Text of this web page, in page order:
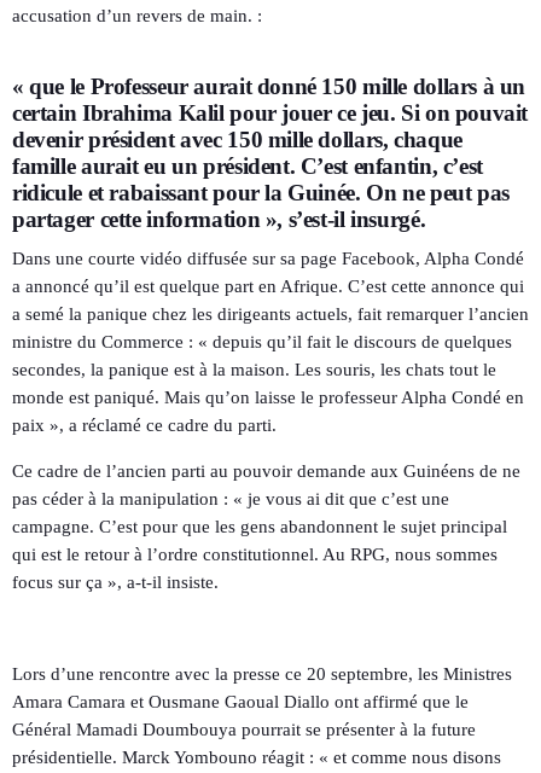
accusation d’un revers de main. :
« que le Professeur aurait donné 150 mille dollars à un
certain Ibrahima Kalil pour jouer ce jeu. Si on pouvait
devenir président avec 150 mille dollars, chaque
famille aurait eu un président. C’est enfantin, c’est
ridicule et rabaissant pour la Guinée. On ne peut pas
partager cette information », s’est-il insurgé.
Dans une courte vidéo diffusée sur sa page Facebook, Alpha Condé
a annoncé qu’il est quelque part en Afrique. C’est cette annonce qui
a semé la panique chez les dirigeants actuels, fait remarquer l’ancien
ministre du Commerce : « depuis qu’il fait le discours de quelques
secondes, la panique est à la maison. Les souris, les chats tout le
monde est paniqué. Mais qu’on laisse le professeur Alpha Condé en
paix », a réclamé ce cadre du parti.
Ce cadre de l’ancien parti au pouvoir demande aux Guinéens de ne
pas céder à la manipulation : « je vous ai dit que c’est une
campagne. C’est pour que les gens abandonnent le sujet principal
qui est le retour à l’ordre constitutionnel. Au RPG, nous sommes
focus sur ça », a-t-il insiste.
Lors d’une rencontre avec la presse ce 20 septembre, les Ministres
Amara Camara et Ousmane Gaoual Diallo ont affirmé que le
Général Mamadi Doumbouya pourrait se présenter à la future
présidentielle. Marck Yombouno réagit : « et comme nous disons